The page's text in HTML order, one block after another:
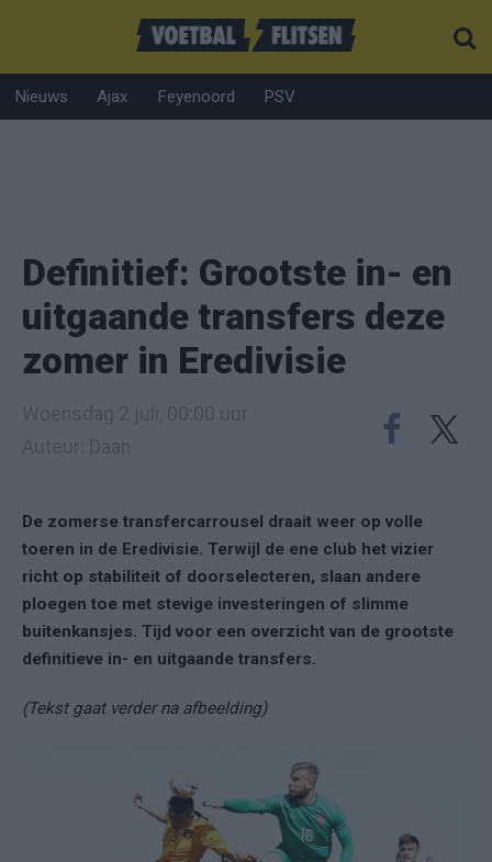
Nieuws Ajax Feyenoord PSV
Definitief: Grootste in- en
uitgaande transfers deze
zomer in Eredivisie
De zomerse transfercarrousel draait weer op volle
toeren in de Eredivisie. Terwijl de ene club het vizier
richt op stabiliteit of doorselecteren, slaan andere
ploegen toe met stevige investeringen of slimme
buitenkansjes. Tijd voor een overzicht van de grootste
definitieve in- en uitgaande transfers.
(Tekst gaat verder na afbeelding)